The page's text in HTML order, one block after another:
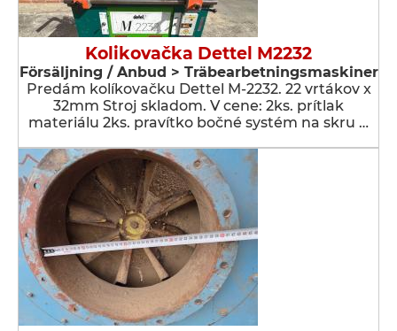
Kolikovačka Dettel M2232
Försäljning / Anbud > Träbearbetningsmaskiner
Predám kolíkovačku Dettel M-2232. 22 vrtákov x
32mm Stroj skladom. V cene: 2ks. prítlak
materiálu 2ks. pravítko bočné systém na skru …